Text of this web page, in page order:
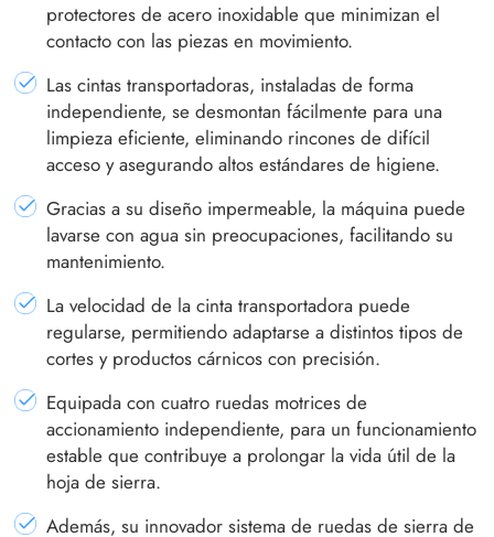
protectores de acero inoxidable que minimizan el
contacto con las piezas en movimiento.
Las cintas transportadoras, instaladas de forma
independiente, se desmontan fácilmente para una
limpieza eficiente, eliminando rincones de difícil
acceso y asegurando altos estándares de higiene.
Gracias a su diseño impermeable, la máquina puede
lavarse con agua sin preocupaciones, facilitando su
mantenimiento.
La velocidad de la cinta transportadora puede
regularse, permitiendo adaptarse a distintos tipos de
cortes y productos cárnicos con precisión.
Equipada con cuatro ruedas motrices de
accionamiento independiente, para un funcionamiento
estable que contribuye a prolongar la vida útil de la
hoja de sierra.
Además, su innovador sistema de ruedas de sierra de